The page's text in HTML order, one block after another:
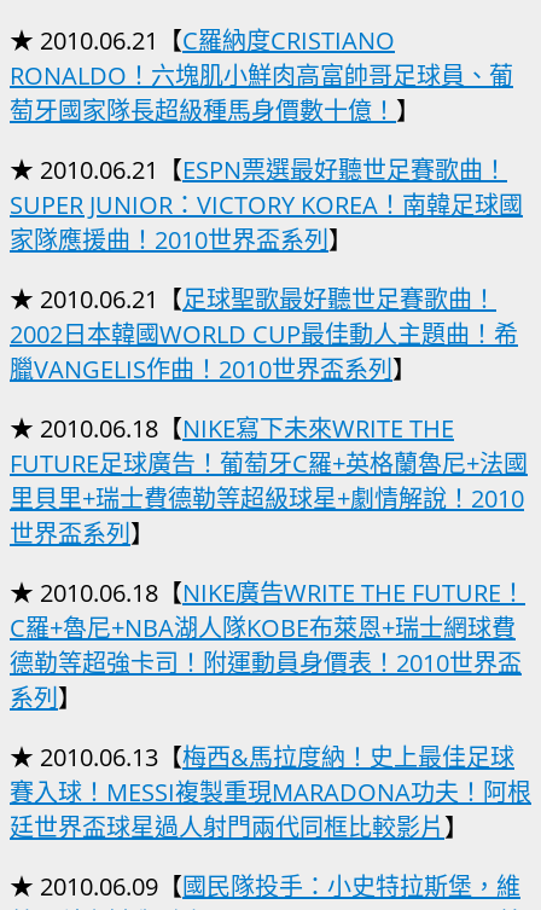
★ 2010.06.21【C羅納度CRISTIANO
RONALDO！六塊肌小鮮肉高富帥哥足球員、葡
萄牙國家隊長超級種馬身價數十億！ 】
★ 2010.06.21【ESPN票選最好聽世足賽歌曲！
SUPER JUNIOR：VICTORY KOREA！南韓足球國
家隊應援曲！2010世界盃系列 】
★ 2010.06.21【足球聖歌最好聽世足賽歌曲！
2002日本韓國WORLD CUP最佳動人主題曲！希
臘VANGELIS作曲！2010世界盃系列 】
★ 2010.06.18【NIKE寫下未來WRITE THE
FUTURE足球廣告！葡萄牙C羅+英格蘭魯尼+法國
里貝里+瑞士費德勒等超級球星+劇情解說！2010
世界盃系列 】
★ 2010.06.18【NIKE廣告WRITE THE FUTURE！
C羅+魯尼+NBA湖人隊KOBE布萊恩+瑞士網球費
德勒等超強卡司！附運動員身價表！2010世界盃
系列 】
★ 2010.06.13【梅西&馬拉度納！史上最佳足球
賽入球！MESSI複製重現MARADONA功夫！阿根
廷世界盃球星過人射門兩代同框比較影片】
★ 2010.06.09【國民隊投手：小史特拉斯堡，維